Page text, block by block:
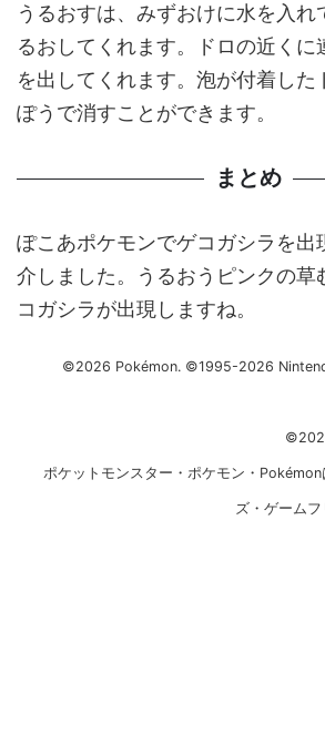
うるおすは、みずおけに水を入れ
るおしてくれます。ドロの近くに
を出してくれます。泡が付着した
ぽうで消すことができます。
まとめ
ぽこあポケモンでゲコガシラを出
介しました。うるおうピンクの草
コガシラが出現しますね。
©2026 Pokémon. ©1995-2026
ポケットモンスター・ポケモン・
ズ・ゲームフ